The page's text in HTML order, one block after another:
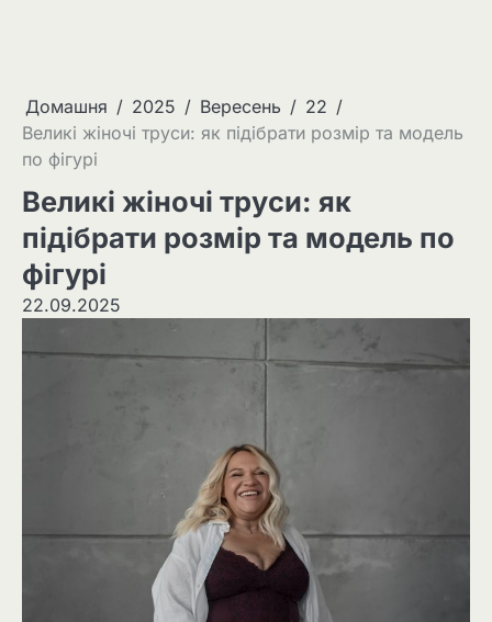
Домашня 2025 Вересень
22
Великі жіночі труси: як підібрати розмір та модель
по фігурі
Великі жіночі труси: як
підібрати розмір та модель по
фігурі
22.09.2025